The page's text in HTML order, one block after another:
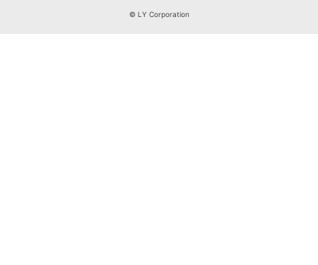
© LY Corporation